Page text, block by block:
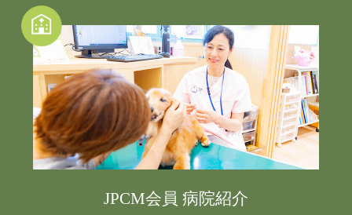
JPCM会員 病院紹介